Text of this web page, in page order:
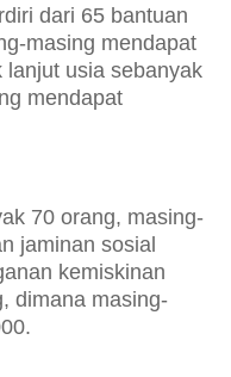
dari 65 bantuan
masing mendapat
lanjut usia sebanyak
mendapat
70 orang, masing-
jaminan sosial
kemiskinan
dimana masing-